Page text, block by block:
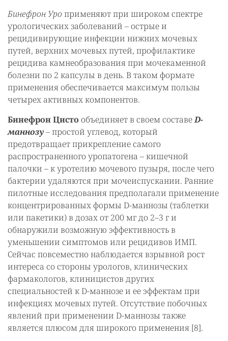
Бинефрон Уроприменяют при широком спектре
урологических заболеваний – острые и
рецидивирующие инфекции нижних мочевых
путей, верхних мочевых путей, профилактике
рецидива камнеобразования при мочекаменной
болезни по 2 капсулы в день. В таком формате
применения обеспечивается максимум пользы
четырех активных компонентов.
Бинефрон Цисто объединяет в своем составеD-
маннозу– простой углевод, который
предотвращает прикрепление самого
распространенного уропатогена – кишечной
палочки – к уротелию мочевого пузыря, после чего
бактерии удаляются при мочеиспускании. Ранние
пилотные исследования предполагали применение
концентрированных формы D-маннозы (таблетки
или пакетики) в дозах от 200 мг до 2–3 г и
обнаружили возможную эффективность в
уменьшении симптомов или рецидивов ИМП.
Сейчас повсеместно наблюдается взрывной рост
интереса со стороны урологов, клинических
фармакологов, клиницистов других
специальностей к D-маннозе и ее эффектам при
инфекциях мочевых путей. Отсутствие побочных
явлений при применении D-маннозы также
является плюсом для широкого применения [8].